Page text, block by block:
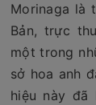
Morinaga là
Bản, trực
một trong
sở hoa anh
hiệu này đã